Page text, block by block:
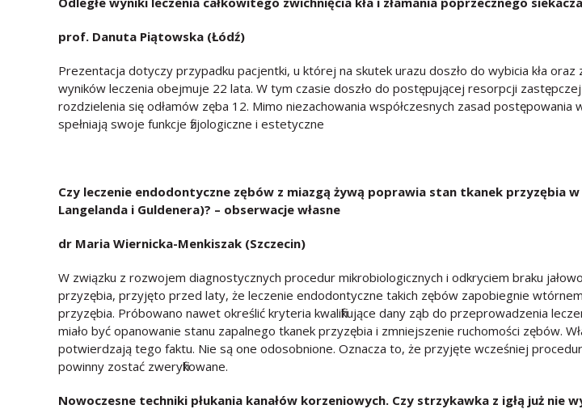
prof. Danuta Piątowska (Łódź)
Prezentacja dotyczy przypadku pacjentki, u której na skutek urazu doszło do wybicia kła
wyników leczenia obejmuje 22 lata. W tym czasie doszło do postępującej resorpcji
rozdzielenia się odłamów zęba 12. Mimo niezachowania współczesnych zasad
spełniają swoje funkcje fizjologiczne i estetyczne
Czy leczenie endodontyczne zębów z miazgą żywą poprawia stan tkanek przyzębia
Langelanda i Guldenera)? – obserwacje własne
dr Maria Wiernicka-Menkiszak (Szczecin)
W związku z rozwojem diagnostycznych procedur mikrobiologicznych i odkryciem braku
przyzębia, przyjęto przed laty, że leczenie endodontyczne takich zębów zapobiegnie
przyzębia. Próbowano nawet określić kryteria kwalifikujące dany ząb do przeprowadzenia
miało być opanowanie stanu zapalnego tkanek przyzębia i zmniejszenie ruchomości zębów.
potwierdzają tego faktu. Nie są one odosobnione. Oznacza to, że przyjęte wcześniej
powinny zostać zweryfikowane.
Nowoczesne techniki płukania kanałów korzeniowych. Czy strzykawka z igłą już nie